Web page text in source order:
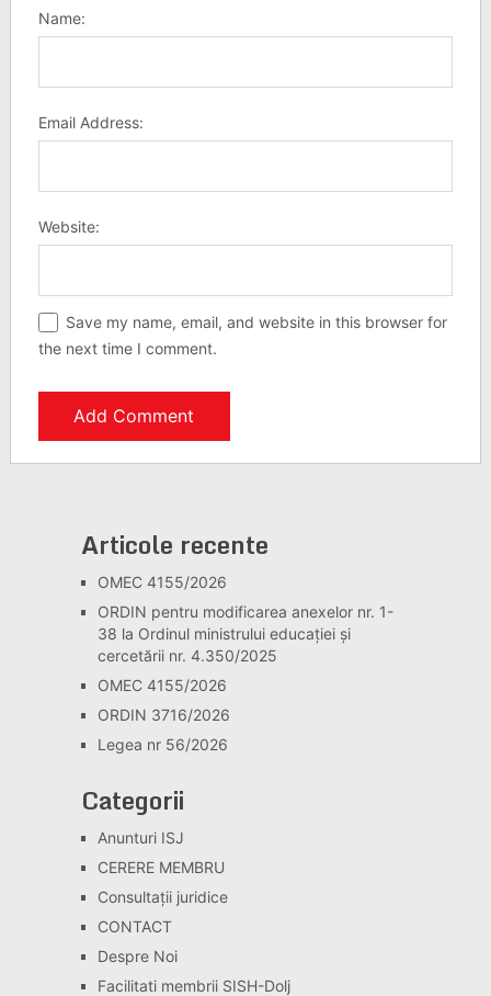
Name:
Email Address:
Website:
Save my name, email, and website in this browser for
the next time I comment.
Articole recente
OMEC 4155/2026
ORDIN pentru modificarea anexelor nr. 1-
38 la Ordinul ministrului educației și
cercetării nr. 4.350/2025
OMEC 4155/2026
ORDIN 3716/2026
Legea nr 56/2026
Categorii
Anunturi ISJ
CERERE MEMBRU
Consultaţii juridice
CONTACT
Despre Noi
Facilitati membrii SISH-Dolj